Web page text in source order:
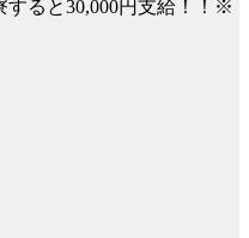
すると30,000円支給！！※